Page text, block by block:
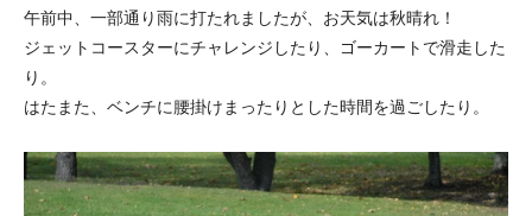
午前中、一部通り雨に打たれましたが、お天気は秋晴れ！
ジェットコースターにチャレンジしたり、ゴーカートで滑走した
り。
はたまた、ベンチに腰掛けまったりとした時間を過ごしたり。